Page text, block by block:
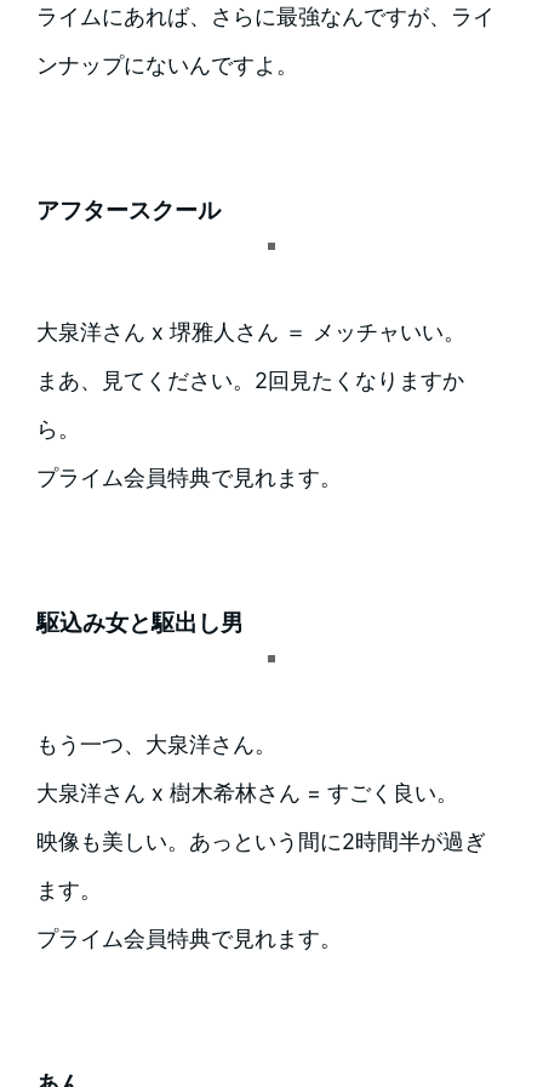
ライムにあれば、さらに最強なんですが、ライ
ンナップにないんですよ。
アフタースクール
大泉洋さん x 堺雅人さん ＝ メッチャいい。
まあ、見てください。2回見たくなりますか
ら。
プライム会員特典で見れます。
駆込み女と駆出し男
もう一つ、大泉洋さん。
大泉洋さん x 樹木希林さん = すごく良い。
映像も美しい。あっという間に2時間半が過ぎ
ます。
プライム会員特典で見れます。